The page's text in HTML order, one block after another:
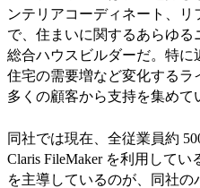
ンテリアコーディネート、リ
で、住まいに関するあらゆ
総合ハウスビルダーだ。特
住宅の需要増など変化するラ
多くの顧客から支持を集めて
同社では現在、全従業員約
Claris FileMaker を利用して
を主導しているのが、同社の